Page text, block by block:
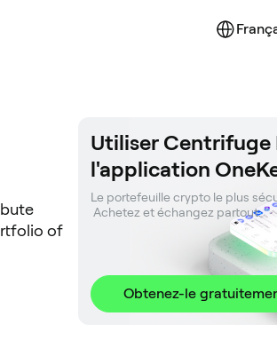
of
Utiliser Centrifuge
l'application
Le portefeuille crypto le plus
Achetez et échangez partout.
Obtenez-le